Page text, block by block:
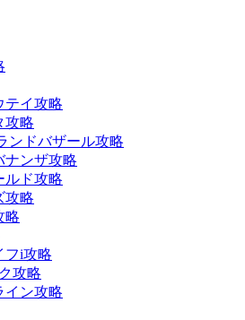
テイ攻略
攻略
ンドバザール攻略
ナンザ攻略
ルド攻略
攻略
略
フi攻略
攻略
イン攻略